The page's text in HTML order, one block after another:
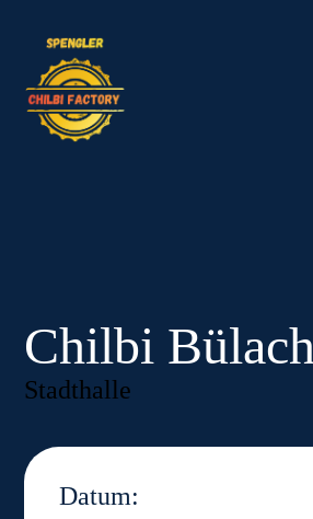
wechseln
Chilbi Bülach
Stadthalle
Datum: